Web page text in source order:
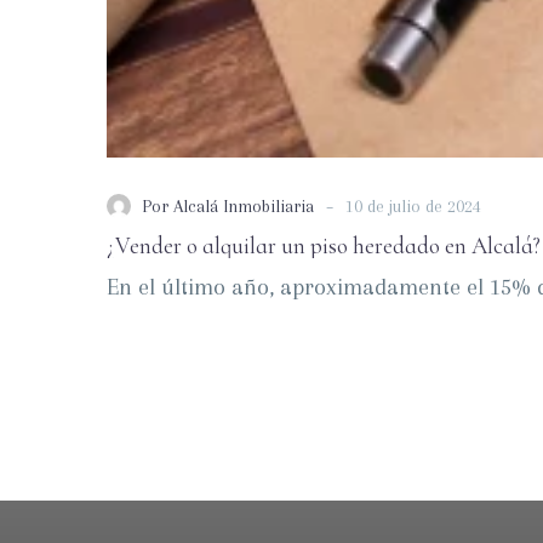
Por Alcalá Inmobiliaria - 10 de julio de 2024
¿Vender o alquilar un piso heredado en
En el último año, aproximadamente el